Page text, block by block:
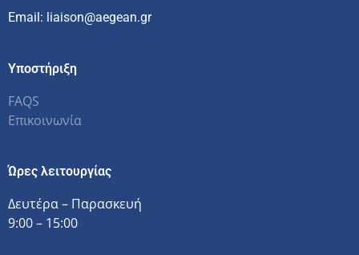
Email: liaison@aegean.gr
Υποστήριξη
FAQS
Επικοινωνία
Ώρες λειτουργίας
Δευτέρα – Παρασκευή
9:00 – 15:00